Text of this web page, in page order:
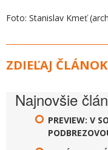
Foto: Stanislav Kmeť
ZDIEĽAJ ČLÁNOK
Najnovšie
PREVIEW: V